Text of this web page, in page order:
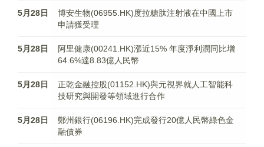
5月28日
博安生物(06955.HK)度拉糖肽注射液在中國上市
申請獲受理
5月28日
阿里健康(00241.HK)漲近15% 年度淨利潤同比增
64.6%達8.83億人民幣
5月28日
正乾金融控股(01152.HK)與元視界就人工智能科
技研究與開發等領域進行合作
5月28日
鄭州銀行(06196.HK)完成發行20億人民幣綠色金
融債券